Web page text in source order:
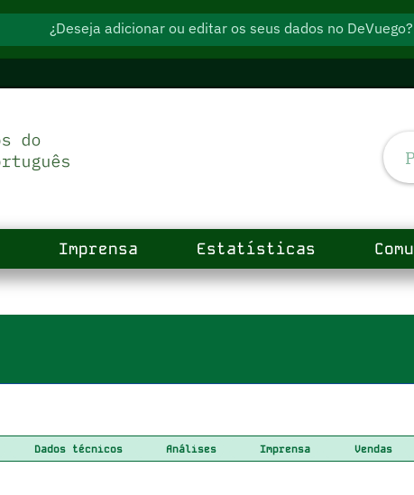
¿Deseja adicionar ou editar os seus dados no DeVuego?
Imprensa Estatísticas
Dados técnicos Análises Imprensa Vendas